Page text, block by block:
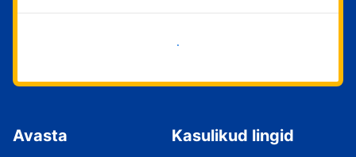
Alusta kohe
Avasta Kasulikud lingid